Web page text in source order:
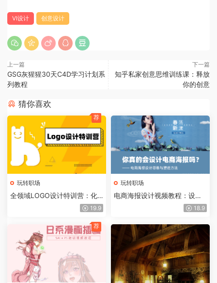
VI设计 创意设计
上一篇
GSG灰猩猩30天C4D学习计划系
列教程
下一篇
知乎私家创意思维训练课：释放
你的创意
猜你喜欢
玩转职场
全领域LOGO设计特训营：化
19.9
荐
玩转职场
电商海报设计视频教程：设计
18.9
荐